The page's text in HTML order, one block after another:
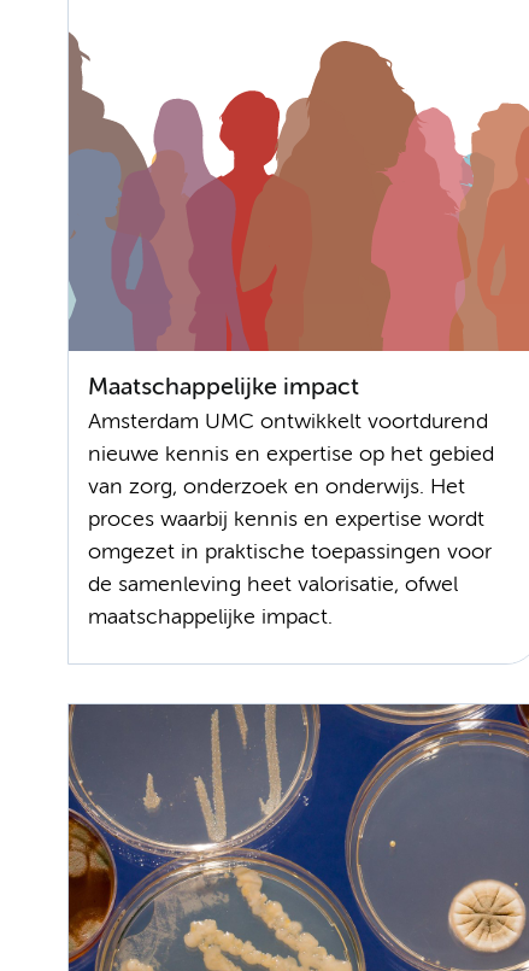
Maatschappelijke impact
Amsterdam UMC ontwikkelt voortdurend
nieuwe kennis en expertise op het gebied
van zorg, onderzoek en onderwijs. Het
proces waarbij kennis en expertise wordt
omgezet in praktische toepassingen voor
de samenleving heet valorisatie, ofwel
maatschappelijke impact.